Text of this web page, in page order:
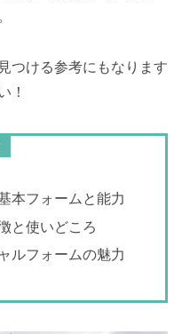
つける参考にもなります
！
本フォームと能力
と使いどころ
ルフォームの魅力